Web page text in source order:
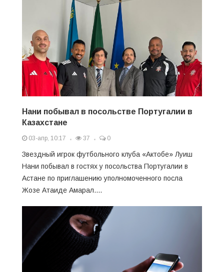
Нани побывал в посольстве Португалии в
Казахстане
03-апр, 10:17 37 0
Звездный игрок футбольного клуба «Актобе» Луиш
Нани побывал в гостях у посольства Португалии в
Астане по приглашению уполномоченного посла
Жозе Атаиде Амарал....